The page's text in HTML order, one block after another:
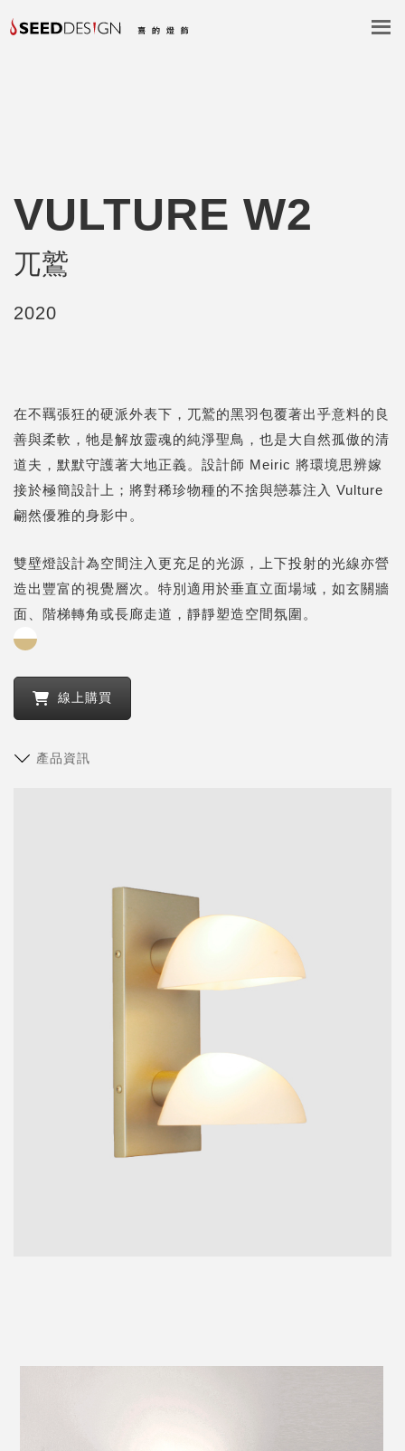
VULTURE W2
兀鷲
2020
在不羈張狂的硬派外表下，兀鷲的黑羽包覆著出乎意料的良
善與柔軟，牠是解放靈魂的純淨聖鳥，也是大自然孤傲的清
道夫，默默守護著大地正義。設計師 Meiric 將環境思辨嫁
接於極簡設計上；將對稀珍物種的不捨與戀慕注入 Vulture
翩然優雅的身影中。
雙壁燈設計為空間注入更充足的光源，上下投射的光線亦營
造出豐富的視覺層次。特別適用於垂直立面場域，如玄關牆
面、階梯轉角或長廊走道，靜靜塑造空間氛圍。
線上購買
產品資訊